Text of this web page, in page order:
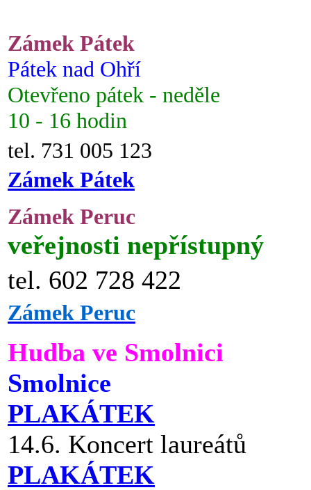
Zámek Pátek
Pátek nad Ohří
Otevřeno pátek - neděle
10 - 16 hodin
tel. 731 005 123
Zámek Pátek
Zámek Peruc
veřejnosti nepřístupný
tel. 602 728 422
Zámek Peruc
Hudba ve Smolnici
Smolnice
PLAKÁTEK
14.6. Koncert laureátů
PLAKÁTEK